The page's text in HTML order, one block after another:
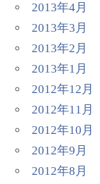
2013年4月
2013年3月
2013年2月
2013年1月
2012年12月
2012年11月
2012年10月
2012年9月
2012年8月